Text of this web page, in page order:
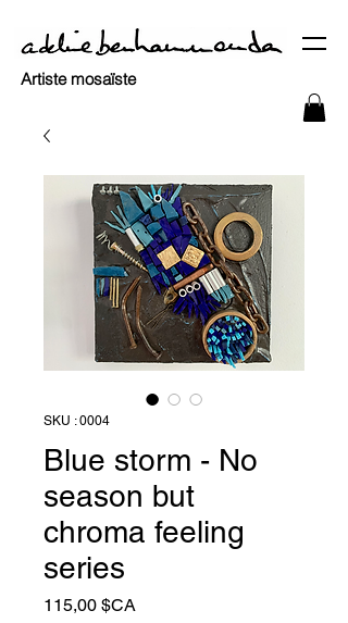
Artiste mosaïste
SKU : 0004
Blue storm - No
season but
chroma feeling
series
115,00 $CA